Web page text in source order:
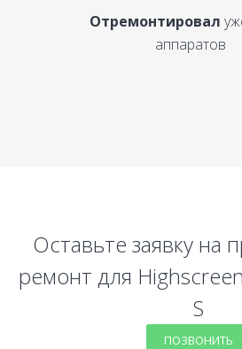
Отремонтировал
аппаратов
Оставьте заявку на
ремонт для
S
ПОЗВОНИТЬ